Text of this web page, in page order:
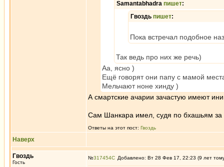
Samantabhadra пишет:
Гвоздь пишет:
Пока встречал подобное
Так ведь про них же речь)
Аа, ясно )
Ещё говорят они папу с мамой
Мельчают ноне хинду )
А смартские ачарии зачастую имеют
Сам Шанкара имел, судя по бхашьям за
Ответы на этот пост: Гвоздь
Наверх
Гвоздь
Гость
№317454 Добавлено: Вт 28 Фев 17, 22:23 (9 лет